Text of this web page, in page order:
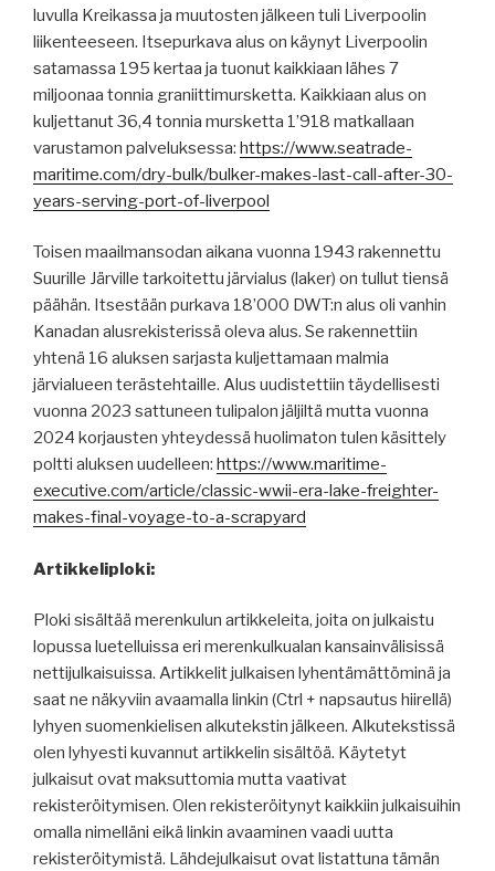
luvulla Kreikassa ja muutosten jälkeen tuli Liverpoolin
liikenteeseen. Itsepurkava alus on käynyt Liverpoolin
satamassa 195 kertaa ja tuonut kaikkiaan lähes 7
miljoonaa tonnia graniittimursketta. Kaikkiaan alus on
kuljettanut 36,4 tonnia mursketta 1’918 matkallaan
varustamon palveluksessa: https://www.seatrade-
maritime.com/dry-bulk/bulker-makes-last-call-after-30-
years-serving-port-of-liverpool
Toisen maailmansodan aikana vuonna 1943 rakennettu
Suurille Järville tarkoitettu järvialus (laker) on tullut tiensä
päähän. Itsestään purkava 18’000 DWT:n alus oli vanhin
Kanadan alusrekisterissä oleva alus. Se rakennettiin
yhtenä 16 aluksen sarjasta kuljettamaan malmia
järvialueen terästehtaille. Alus uudistettiin täydellisesti
vuonna 2023 sattuneen tulipalon jäljiltä mutta vuonna
2024 korjausten yhteydessä huolimaton tulen käsittely
poltti aluksen uudelleen: https://www.maritime-
executive.com/article/classic-wwii-era-lake-freighter-
makes-final-voyage-to-a-scrapyard
Artikkeliploki:
Ploki sisältää merenkulun artikkeleita, joita on julkaistu
lopussa luetelluissa eri merenkulkualan kansainvälisissä
nettijulkaisuissa. Artikkelit julkaisen lyhentämättöminä ja
saat ne näkyviin avaamalla linkin (Ctrl + napsautus hiirellä)
lyhyen suomenkielisen alkutekstin jälkeen. Alkutekstissä
olen lyhyesti kuvannut artikkelin sisältöä. Käytetyt
julkaisut ovat maksuttomia mutta vaativat
rekisteröitymisen. Olen rekisteröitynyt kaikkiin julkaisuihin
omalla nimelläni eikä linkin avaaminen vaadi uutta
rekisteröitymistä. Lähdejulkaisut ovat listattuna tämän